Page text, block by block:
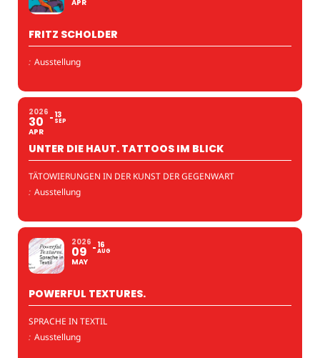
APR
FRITZ SCHOLDER
: Ausstellung
2026
30
APR
13
SEP
UNTER DIE HAUT. TATTOOS IM BLICK
TÄTOWIERUNGEN IN DER KUNST DER GEGENWART
: Ausstellung
2026
09
MAY
16
AUG
POWERFUL TEXTURES.
SPRACHE IN TEXTIL
: Ausstellung